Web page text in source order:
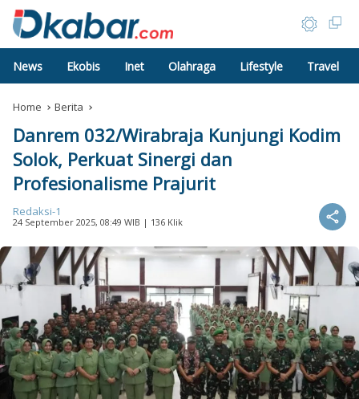
News Ekobis Inet Olahraga Lifestyle Travel
Home Berita
Danrem 032/Wirabraja Kunjungi Kodim
Solok, Perkuat Sinergi dan
Profesionalisme Prajurit
Redaksi-1
24 September 2025, 08:49 WIB | 136 Klik